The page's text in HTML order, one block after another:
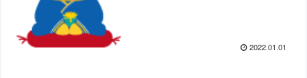
2022.01.01